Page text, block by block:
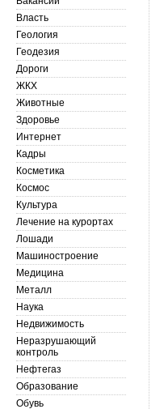
Власть
Геология
Геодезия
Дороги
ЖКХ
Животные
Здоровье
Интернет
Кадры
Косметика
Космос
Культура
Лечение на курортах
Лошади
Машиностроение
Медицина
Металл
Наука
Недвижимость
Неразрушающий
контроль
Нефтегаз
Образование
Обувь